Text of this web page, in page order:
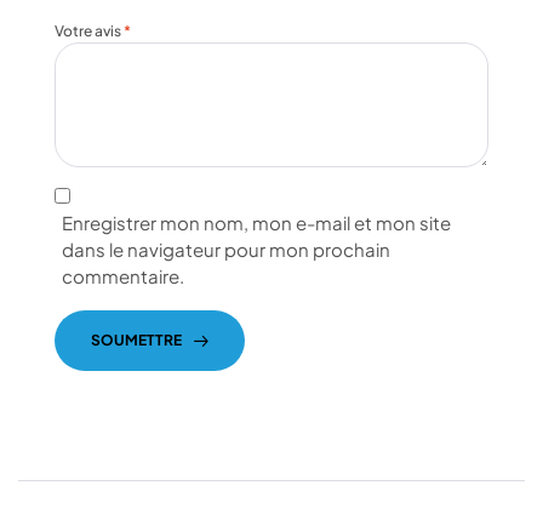
Votre avis *
Enregistrer mon nom, mon e-mail et mon site
dans le navigateur pour mon prochain
commentaire.
SOUMETTRE